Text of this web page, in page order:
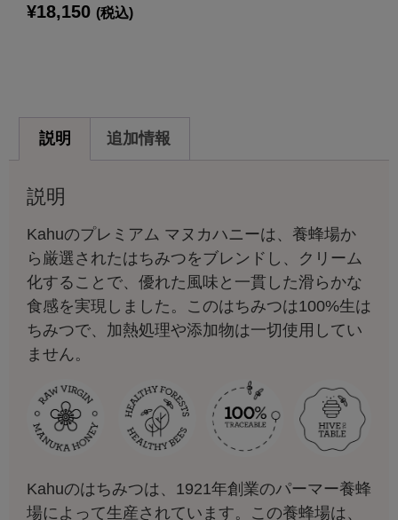
¥18,150 (税込)
説明 追加情報
説明
Kahuのプレミアム マヌカハニーは、養蜂場か
ら厳選されたはちみつをブレンドし、クリーム
化することで、優れた風味と一貫した滑らかな
食感を実現しました。このはちみつは100%生は
ちみつで、加熱処理や添加物は一切使用してい
ません。
Kahuのはちみつは、1921年創業のパーマー養蜂
場によって生産されています。この養蜂場は、